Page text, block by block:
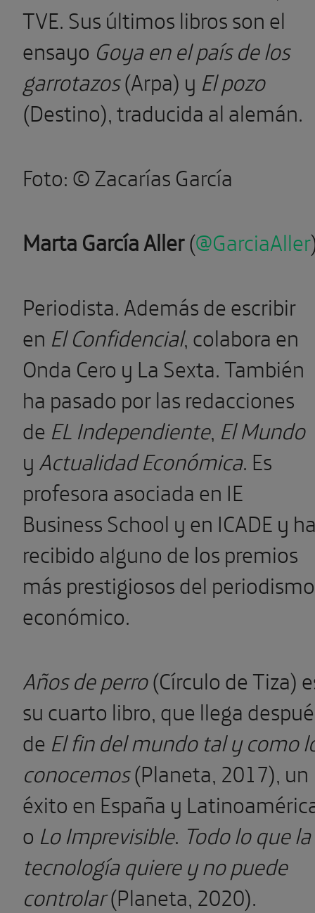
TVE. Sus últimos libros son el
ensayo Goya en el país de los
garrotazos(Arpa) y El pozo
(Destino), traducida al alemán.
Foto:©Zacarías García
Marta García Aller(@GarciaAller
Periodista. Además de escribir
en El Confidencial, colabora en
Onda Cero y La Sexta.También
ha pasado por las redacciones
de EL Independiente, El Mundo
yActualidad Económica. Es
profesora asociada en IE
Business School y en ICADE y
recibido alguno de los premios
más prestigiosos del periodismo
económico.
Años de perro(Círculo de Tiza)
su cuarto libro, que llega
de El fin del mundo tal y como
conocemos(Planeta, 2017), un
éxito en España y
o Lo Imprevisible. Todo lo que la
tecnología quiere y no puede
controlar(Planeta, 2020).